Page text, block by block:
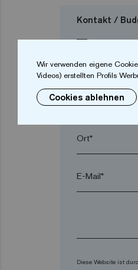
Kontakt /
Vorname*
Ort*
E-Mail*
Diese Website ist
Wir verwenden eigene
Videos) erstellten Profils
Cookies ablehnen